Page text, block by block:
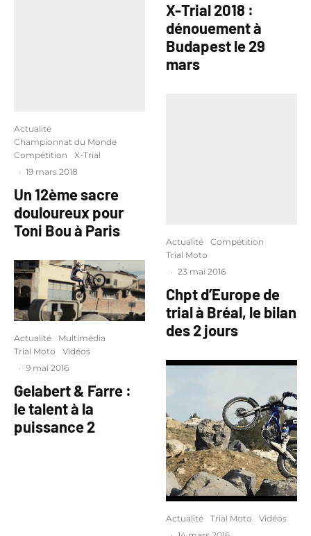
Actualité
Championnat du Monde
Compétition
X-Trial
· 19 mars 2018
Un 12ème sacre
douloureux pour
Toni Bou à Paris
Actualité
Multimédia
Trial Moto
Vidéos
· 9 mai 2016
Gelabert & Farre :
le talent à la
puissance 2
X-Trial 2018 :
dénouement à
Budapest le 29
mars
Actualité
Compétition
Trial Moto
· 23 mai 2016
Chpt d’Europe de
trial à Bréal, le bilan
des 2 jours
Actualité Trial Moto
Vidéos